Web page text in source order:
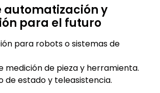
automatización y
para el futuro
para robots o sistemas de
medición de pieza y herramienta.
de estado y teleasistencia.